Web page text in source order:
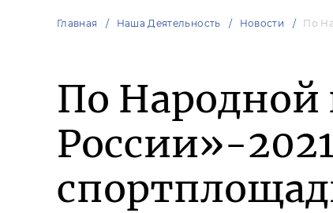
Главная Наша Деятельность Новости По
По
России»-